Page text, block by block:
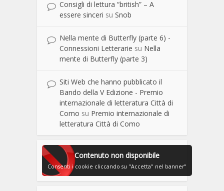
Consigli di lettura “british” – A
essere sinceri su Snob
Nella mente di Butterfly (parte 6) -
Connessioni Letterarie su Nella
mente di Butterfly (parte 3)
Siti Web che hanno pubblicato il
Bando della V Edizione - Premio
internazionale di letteratura Città di
Como su Premio internazionale di
letteratura Città di Como
Contenuto non disponibile
Consenti i cookie cliccando su "Accetta" nel banner"